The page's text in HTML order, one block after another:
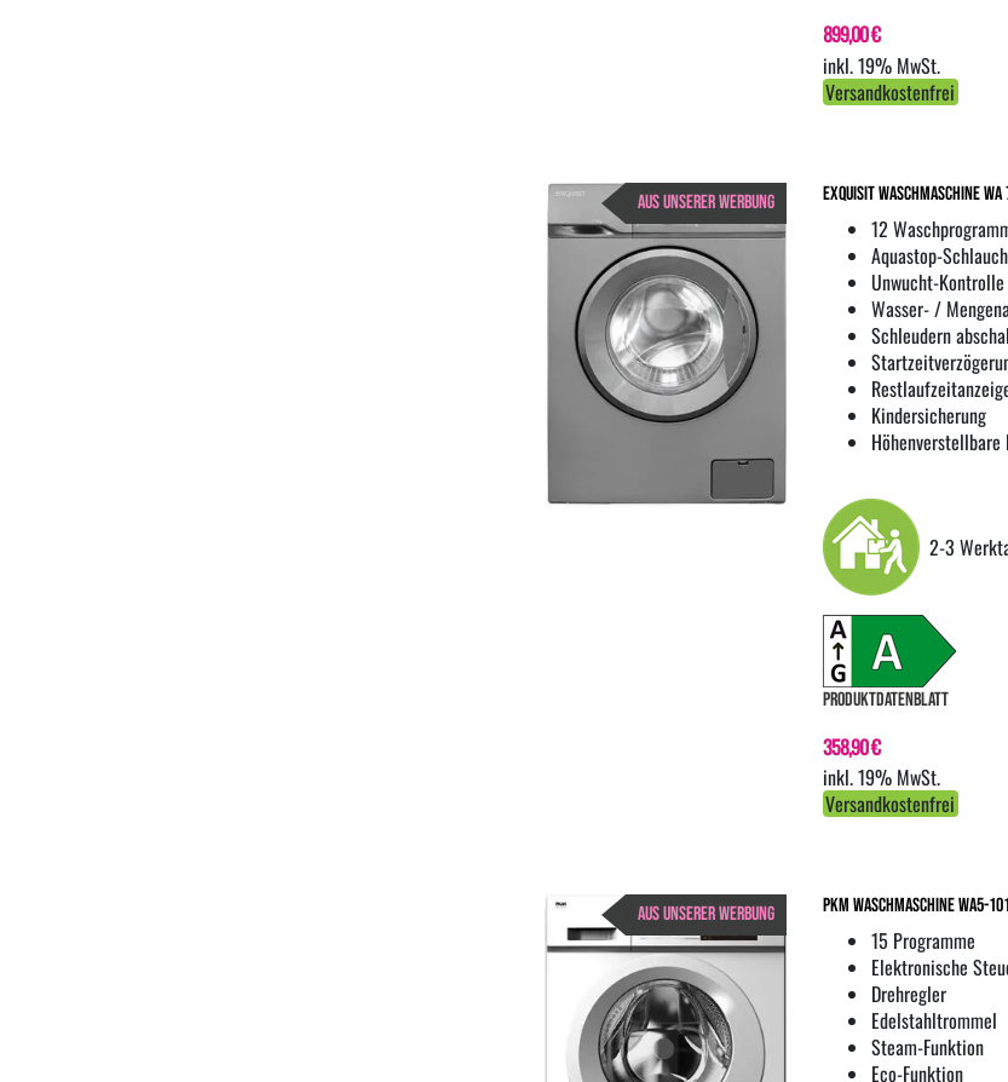
899,00 €
inkl. 19% MwSt.
Versandkostenfrei
AUS UNSERER WERBUNG Exquisit Waschmaschine
12
Aquastop-Schlauch
Unwucht-Kontrolle
Wasser- /
Schleudern
Kindersicherung
Höhenverstellbare
2-3
PRODUKTDATENBLATT
358,90 €
inkl. 19% MwSt.
Versandkostenfrei
AUS UNSERER WERBUNG PKM Waschmaschine WA5-
15 Programme
Elektronische
Drehregler
Edelstahltrommel
Steam-Funktion
Eco-Funktion